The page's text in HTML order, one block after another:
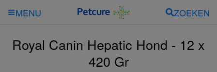
MENU ZOEKEN
Royal Canin Hepatic Hond - 12 x
420 Gr